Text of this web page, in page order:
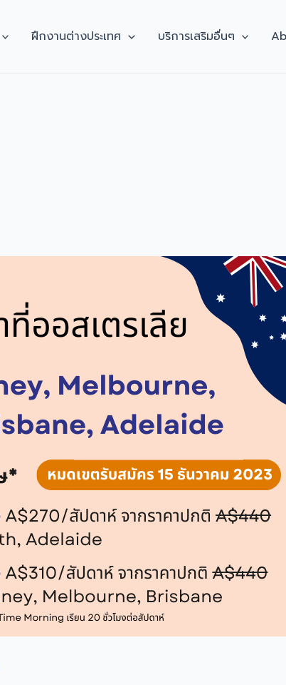
ฝึกงานต่างประเทศ บริการเสริมอื่นๆ